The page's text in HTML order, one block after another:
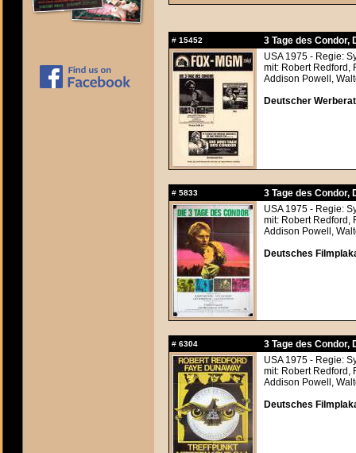
# 15452
3 Tage des Condor,
USA 1975 - Regie:
mit: Robert Redford,
Addison Powell,
Deutscher
# 5833
3 Tage des Condor,
USA 1975 - Regie:
mit: Robert Redford,
Addison Powell,
Deutsches
# 6304
3 Tage des Condor,
USA 1975 - Regie:
mit: Robert Redford,
Addison Powell,
Deutsches